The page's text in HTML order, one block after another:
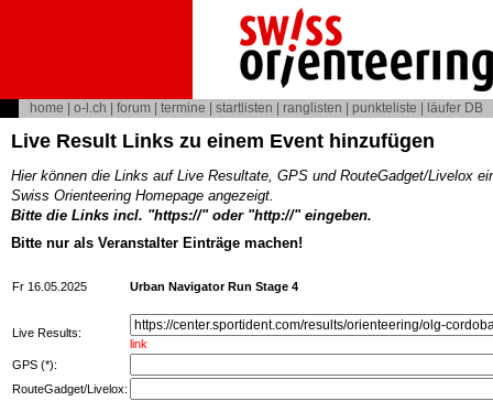
home o-l.ch forum termine startlisten ranglisten punkteliste läufer DB
Live Result Links zu einem Event hinzufügen
Hier können die Links auf Live Resultate, GPS und RouteGadget/Livelox
Swiss Orienteering Homepage angezeigt.
Bitte die Links incl. "https://" oder "http://" eingeben.
Bitte nur als Veranstalter Einträge machen!
Fr 16.05.2025 Urban Navigator Run Stage 4
Live Results:
link
GPS (*):
RouteGadget/Livelox: